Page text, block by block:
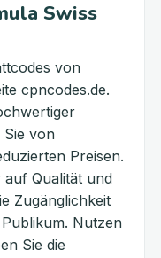
Swiss
von
cpncodes.de.
von
Preisen.
Qualität und
Zugänglichkeit
Nutzen
Sie die